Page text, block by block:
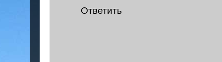
Ответить